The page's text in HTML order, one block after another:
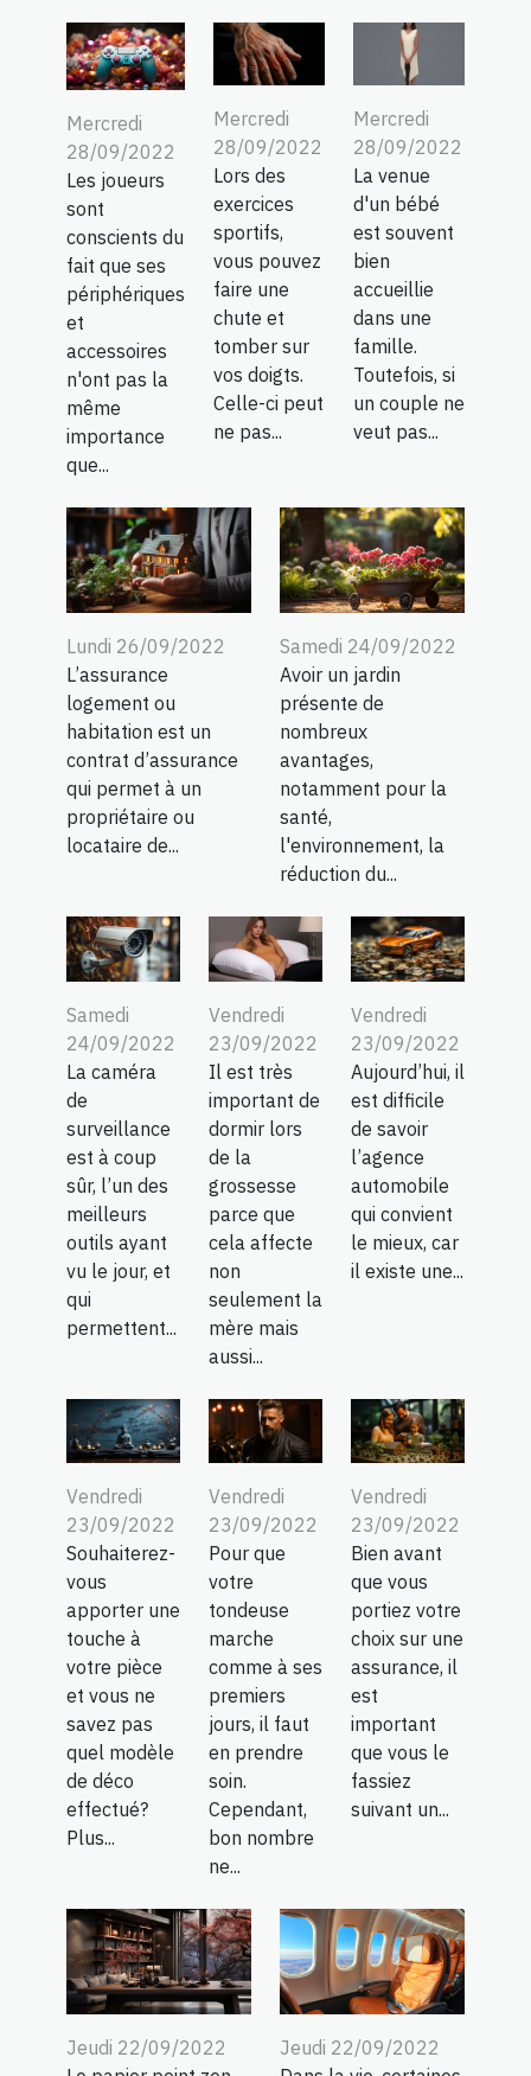
Mercredi
28/09/2022
Les joueurs
sont
conscients du
fait que ses
périphériques
et
accessoires
n'ont pas la
même
importance
que...
Mercredi
28/09/2022
Lors des
exercices
sportifs,
vous pouvez
faire une
chute et
tomber sur
vos doigts.
Celle-ci peut
ne pas...
Mercredi
28/09/2022
La venue
d'un bébé
est souvent
bien
accueillie
dans une
famille.
Toutefois, si
un couple ne
veut pas...
Lundi 26/09/2022
L’assurance
logement ou
habitation est un
contrat d’assurance
qui permet à un
propriétaire ou
locataire de...
Samedi 24/09/2022
Avoir un jardin
présente de
nombreux
avantages,
notamment pour la
santé,
l'environnement, la
réduction du...
Samedi
24/09/2022
La caméra
de
surveillance
est à coup
sûr, l’un des
meilleurs
outils ayant
vu le jour, et
qui
permettent...
Vendredi
23/09/2022
Il est très
important de
dormir lors
de la
grossesse
parce que
cela affecte
non
seulement la
mère mais
aussi...
Vendredi
23/09/2022
Aujourd’hui, il
est difficile
de savoir
l’agence
automobile
qui convient
le mieux, car
il existe une...
Vendredi
23/09/2022
Souhaiterez-
vous
apporter une
touche à
votre pièce
et vous ne
savez pas
quel modèle
de déco
effectué?
Plus...
Vendredi
23/09/2022
Pour que
votre
tondeuse
marche
comme à ses
premiers
jours, il faut
en prendre
soin.
Cependant,
bon nombre
ne...
Vendredi
23/09/2022
Bien avant
que vous
portiez votre
choix sur une
assurance, il
est
important
que vous le
fassiez
suivant un...
Jeudi 22/09/2022
Jeudi 22/09/2022